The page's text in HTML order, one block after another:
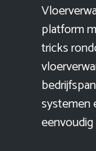
platform
tricks
systemen